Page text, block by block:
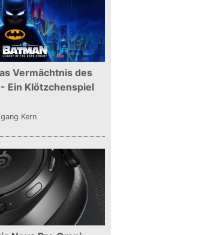
Vermächtnis des
Ein Klötzchenspiel
Kern